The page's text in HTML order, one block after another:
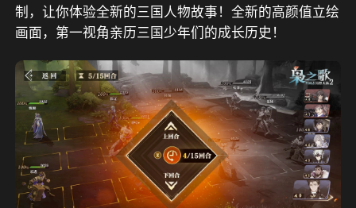
制，让你体验全新的三国人物故事！全新的高颜值立绘
画面，第一视角亲历三国少年们的成长历史！